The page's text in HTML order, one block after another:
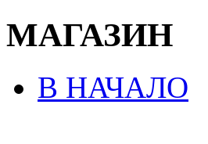
МАГАЗИН
В НАЧАЛО